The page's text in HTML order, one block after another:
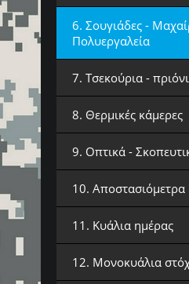
6. Σουγιάδες -
Πολυεργαλεία
7. Τσεκούρια -
8. Θερμικές κάμερες
9. Οπτικά -
10. Αποστασιόμετρα
11. Κυάλια ημέρας
12. Μονοκυάλια